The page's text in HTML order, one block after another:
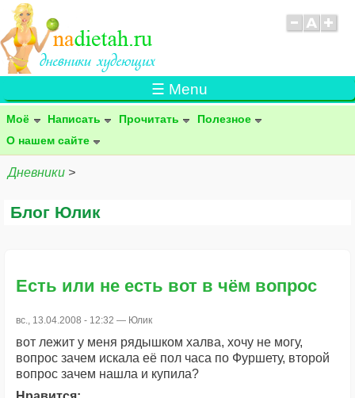
☰ Menu
Моё Написать Прочитать
Полезное
О нашем сайте
Дневники >
Блог Юлик
Есть или не есть вот в чём вопрос
вс., 13.04.2008 - 12:32 — Юлик
вот лежит у меня рядышком халва, хочу не могу,
вопрос зачем искала её пол часа по Фуршету, второй
вопрос зачем нашла и купила?